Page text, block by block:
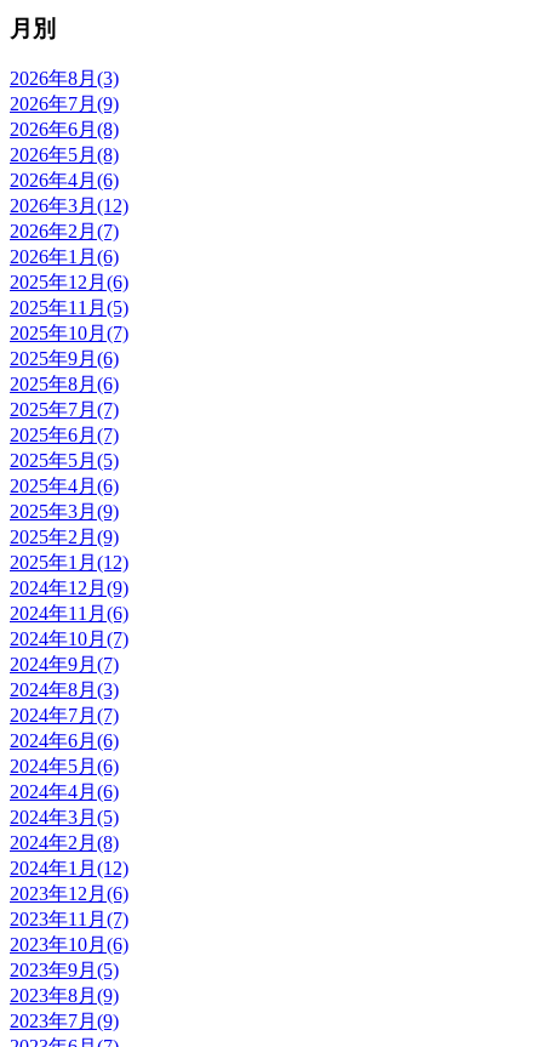
月別
2026年8月(3)
2026年7月(9)
2026年6月(8)
2026年5月(8)
2026年4月(6)
2026年3月(12)
2026年2月(7)
2026年1月(6)
2025年12月(6)
2025年11月(5)
2025年10月(7)
2025年9月(6)
2025年8月(6)
2025年7月(7)
2025年6月(7)
2025年5月(5)
2025年4月(6)
2025年3月(9)
2025年2月(9)
2025年1月(12)
2024年12月(9)
2024年11月(6)
2024年10月(7)
2024年9月(7)
2024年8月(3)
2024年7月(7)
2024年6月(6)
2024年5月(6)
2024年4月(6)
2024年3月(5)
2024年2月(8)
2024年1月(12)
2023年12月(6)
2023年11月(7)
2023年10月(6)
2023年9月(5)
2023年8月(9)
2023年7月(9)